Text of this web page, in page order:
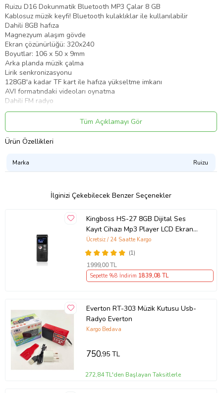
Ruizu D16 Dokunmatik Bluetooth MP3 Çalar 8 GB
Kablosuz müzik keyfi! Bluetooth kulaklıklar ile kullanılabilir
Dahili 8GB hafıza
Magnezyum alaşım gövde
Ekran çözünürlüğü: 320x240
Boyutlar: 106 x 50 x 9mm
Arka planda müzik çalma
Lirik senkronizasyonu
128GB'a kadar TF kart ile hafıza yükseltme imkanı
AVI formatındaki videoları oynatma
Dahili FM radyo
Saat alarmı
TXT formatında yazı dosyalarını gösterebilme
500mA lithium polymer pil
saat video
Tüm Açıklamayı Gör
Ürün Özellikleri
Marka Ruizu
İlginizi Çekebilecek Benzer Seçenekler
Kingboss HS-27 8GB Dijital Ses
Kayıt Cihazı Mp3 Player LCD Ekran
(Siyah)
(1)
Ücretsiz / 24 Saatte Kargo
1999,00 TL
Sepette %8 İndirim 1839,08 TL
Everton RT-303 Müzik Kutusu Usb-
Radyo Everton
Kargo Bedava
750,95 TL
272,84 TL'den Başlayan Taksitlerle